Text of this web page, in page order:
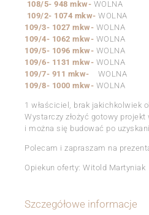
108/5- 948 mkw- WOLNA
109/2- 1074 mkw- WOLNA
109/3- 1027 mkw- WOLNA
109/4- 1062 mkw- WOLNA
109/5- 1096 mkw- WOLNA
109/6- 1131 mkw- WOLNA
109/7- 911 mkw- WOLNA
109/8- 1000 mkw- WOLNA
1 właściciel, brak jakichkolwiek
Wystarczy złożyć gotowy
i można się budować po
Polecam i zapraszam na
Opiekun oferty: Witold Martyniak
Szczegółowe informacje